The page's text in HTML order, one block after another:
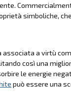
simboliche,
a virtù
così una
le energie
può essere una